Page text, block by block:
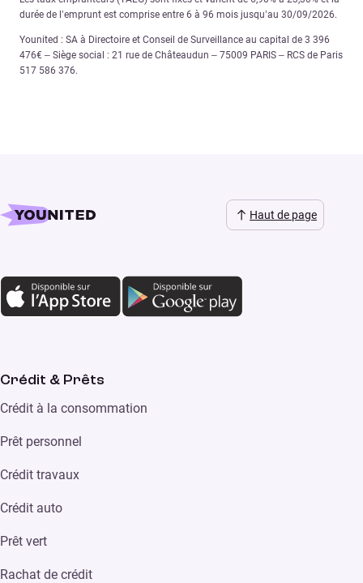
durée de l’emprunt est comprise entre 6 à 96 mois jusqu’au 30/09/2026.
Younited : SA à Directoire et Conseil de Surveillance au capital de 3 396
476€ – Siège social : 21 rue de Châteaudun – 75009 PARIS – RCS de Paris
517 586 376.
Haut de page
Crédit & Prêts
Crédit à la consommation
Prêt personnel
Crédit travaux
Crédit auto
Prêt vert
Rachat de crédit